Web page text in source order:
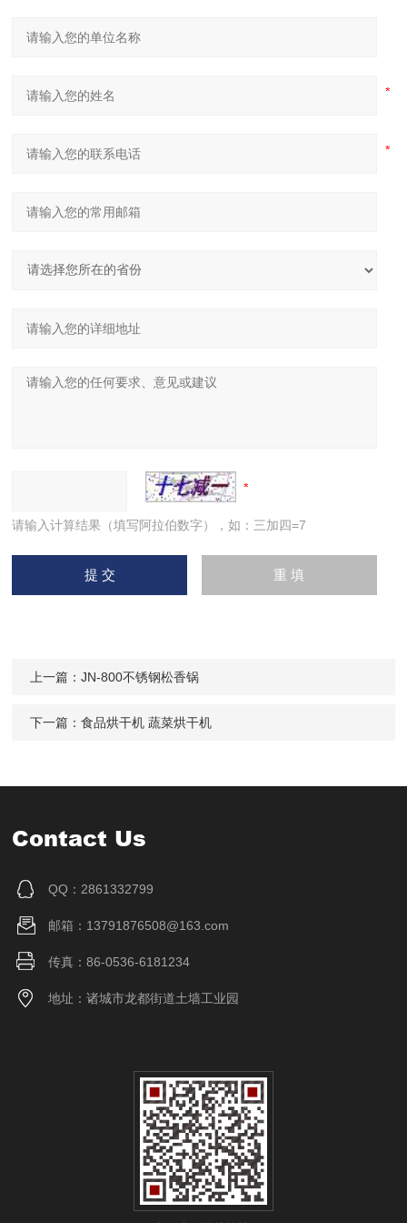
请输入计算结果（填写阿拉伯数字），如：三加四=7
上一篇：JN-800不锈钢松香锅
下一篇：食品烘干机 蔬菜烘干机
Contact Us
QQ：2861332799
邮箱：13791876508@163.com
传真：86-0536-6181234
地址：诸城市龙都街道土墙工业园